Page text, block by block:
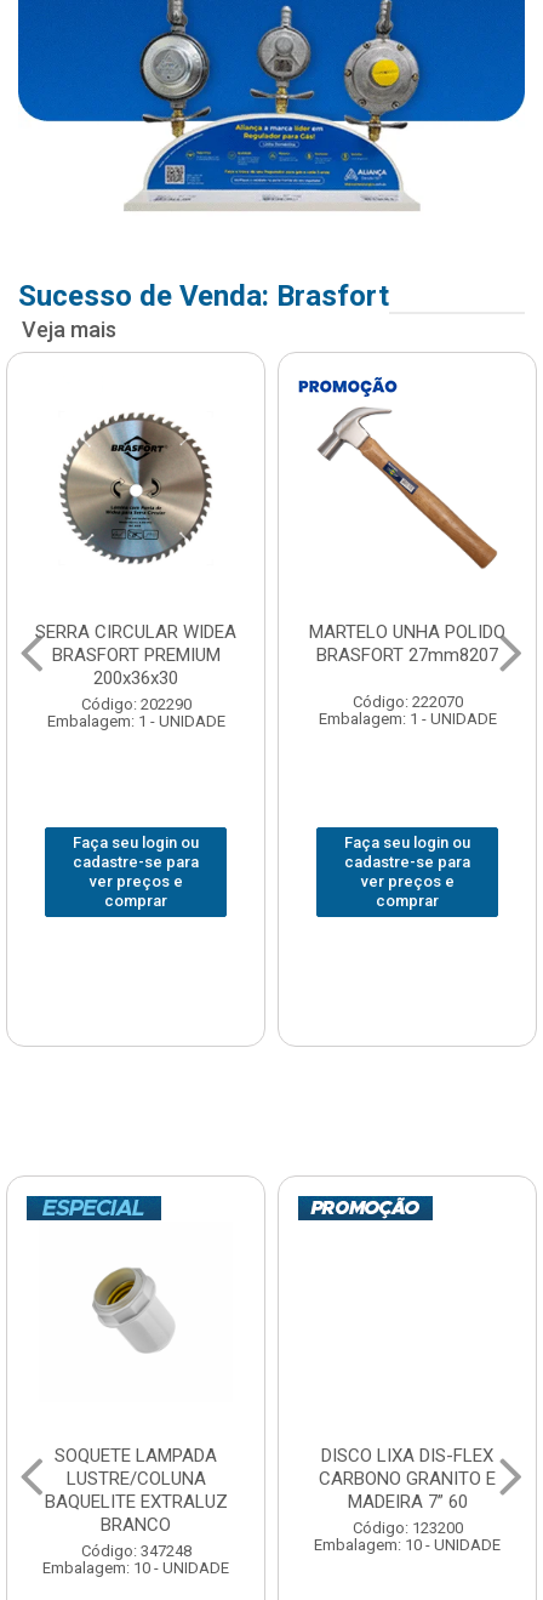
Sucesso de Venda: Brasfort
Veja mais
SERRA CIRCULAR WIDEA
BRASFORT PREMIUM
200x36x30
Código: 202290
Embalagem: 1 - UNIDADE
Faça seu login ou
cadastre-se para
ver preços e
comprar
MARTELO UNHA POLIDO
BRASFORT 27mm8207
Código: 222070
Embalagem: 1 - UNIDADE
Faça seu login ou
cadastre-se para
ver preços e
comprar
SOQUETE LAMPADA
LUSTRE/COLUNA
BAQUELITE EXTRALUZ
BRANCO
Código: 347248
Embalagem: 10 - UNIDADE
DISCO LIXA DIS-FLEX
CARBONO GRANITO E
MADEIRA 7” 60
Código: 123200
Embalagem: 10 - UNIDADE